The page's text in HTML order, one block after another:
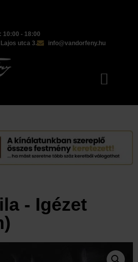
10:00 - 18:00
utca 3.
info@vandorfeny.hu
- Igézet